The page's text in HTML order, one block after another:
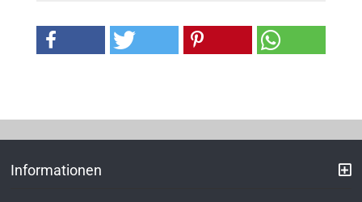
Informationen